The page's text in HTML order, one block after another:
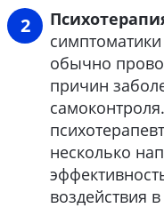
обычно
причин
несколько
воздействия